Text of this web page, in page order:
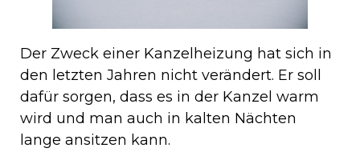
Der Zweck einer Kanzelheizung hat sich in
den letzten Jahren nicht verändert. Er soll
dafür sorgen, dass es in der Kanzel warm
wird und man auch in kalten Nächten
lange ansitzen kann.